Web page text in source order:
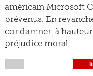
américain Microsoft
prévenus. En
condamner, à
préjudice moral.